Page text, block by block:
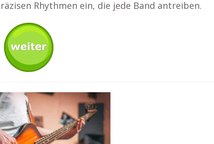
Rhythmen ein, die jede Band antreiben.